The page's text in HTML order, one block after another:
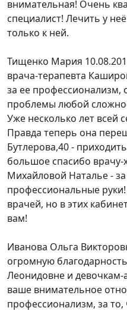
внимательная! Очень
специалист! Лечить у
только к ней.
Тищенко Мария
врача-терапевта
за ее профессионализм,
проблемы любой
Уже несколько лет всей
Правда теперь она
Бутлерова,40 -
большое спасибо врачу-
Михайловой Наталье -
профессиональные
врачей, но в этих
вам!
Иванова Ольга
огромную
Леонидовне и девочкам-
ваше внимательное
профессионализм, за